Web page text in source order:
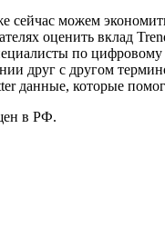
можем
оценить вклад
по цифровому
друг с другом
данные, которые
в РФ.